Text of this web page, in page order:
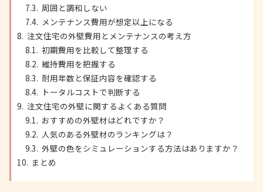
周囲と調和しない
メンテナンス費用が想定以上になる
注文住宅の外壁費用とメンテナンスの考え方
初期費用を比較して整理する
維持費用を把握する
耐用年数と保証内容を確認する
トータルコストで判断する
注文住宅の外壁に関するよくある質問
おすすめの外壁材はどれですか？
人気のある外壁材のランキングは？
外壁の色をシミュレーションする方法はありますか？
まとめ